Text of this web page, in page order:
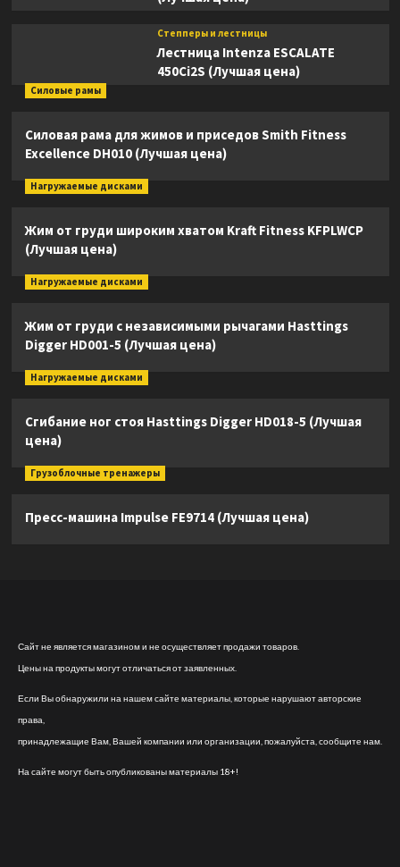
Степперы и лестницы
Лестница Intenza ESCALATE
450Ci2S (Лучшая цена)
Силовые рамы
Силовая рама для жимов и приседов Smith Fitness
Excellence DH010 (Лучшая цена)
Нагружаемые дисками
Жим от груди широким хватом Kraft Fitness KFPLWCP
(Лучшая цена)
Нагружаемые дисками
Жим от груди с независимыми рычагами Hasttings
Digger HD001-5 (Лучшая цена)
Нагружаемые дисками
Сгибание ног стоя Hasttings Digger HD018-5 (Лучшая
цена)
Грузоблочные тренажеры
Пресс-машина Impulse FE9714 (Лучшая цена)
Сайт не является магазином и не осуществляет продажи товаров.
Цены на продукты могут отличаться от заявленных.
Если Вы обнаружили на нашем сайте материалы, которые нарушают авторские
права,
принадлежащие Вам, Вашей компании или организации, пожалуйста, сообщите нам.
На сайте могут быть опубликованы материалы 18+!